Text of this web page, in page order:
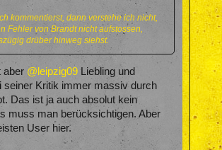
kommentierst, dann verstehe ich nicht,
Fehler von Brandt nicht aufstossen,
drüber hinweg siehst.
aber @leipzig09 Liebling und
seiner Kritik immer massiv durch
Das ist ja auch absolut kein
muss man berücksichtigen. Aber
User hier.